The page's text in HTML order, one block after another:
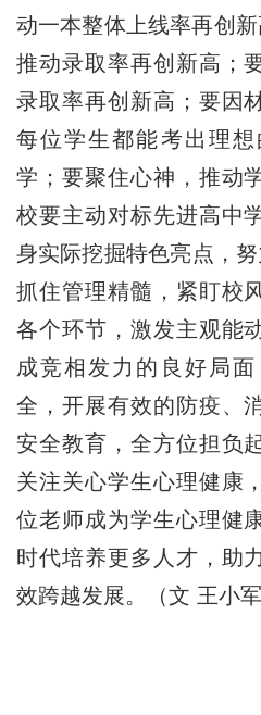
动一本整体上线率再创新
推动录取率再创新高；
录取率再创新高；要因
每位学生都能考出理
学；要聚住心神，推动
校要主动对标先进高中
身实际挖掘特色亮点，
抓住管理精髓，紧盯校
各个环节，激发主观能
成竞相发力的良好局
全，开展有效的防疫、
安全教育，全方位担负
关注关心学生心理健康
位老师成为学生心理健
时代培养更多人才，助
效跨越发展。（文 王小